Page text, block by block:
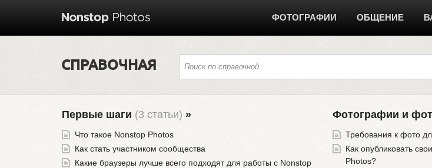
ФОТОГРАФИИ ОБЩЕНИЕ
СПРАВОЧНАЯ
Первые шаги (3 статьи) »
Что такое Nonstop Photos
Как стать участником сообщества
Какие браузеры лучше всего подходят для работы с Nonstop
Фотографии и
Требования к фото
Как опубликовать
Photos?